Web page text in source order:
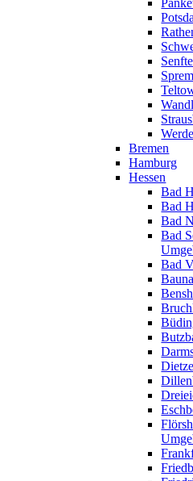
Bremen
Hamburg
Hessen
Bad
Bad
Bad
Bad
Bad